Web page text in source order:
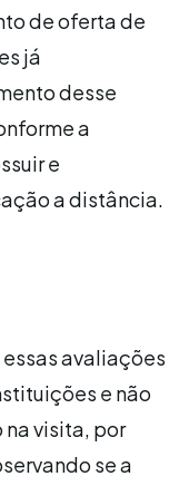
de oferta de
já
desse
a
e
a distância.
essas avaliações
e não
na visita, por
se a